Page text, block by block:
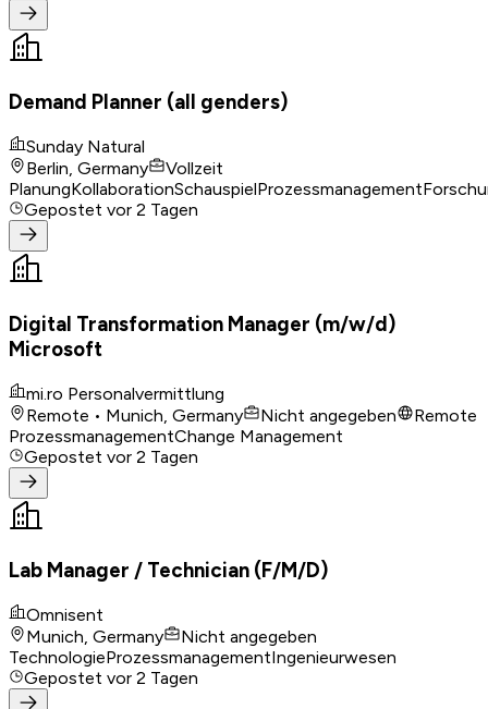
Demand Planner (all genders)
Sunday Natural
Berlin, Germany
Vollzeit
PlanungKollaborationSchauspielProzessmanagement
Gepostet vor 2 Tagen
Digital Transformation Manager (m/w/d)
Microsoft
mi.ro Personalvermittlung
Remote • Munich, Germany
Nicht angegeben
Remote
ProzessmanagementChange Management
Gepostet vor 2 Tagen
Lab Manager / Technician (F/M/D)
Omnisent
Munich, Germany
Nicht angegeben
TechnologieProzessmanagementIngenieurwesen
Gepostet vor 2 Tagen